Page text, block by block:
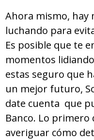
Ahora mismo, hay
luchando para
Es posible que te
momentos
estas seguro que
un mejor futuro,
date cuenta que
Banco. Lo primero
averiguar cómo